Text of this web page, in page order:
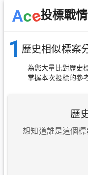
Ace投標戰
1 歷史相似標案
為您大量比對歷史
掌握本次投標的參
歷
想知道誰是這個